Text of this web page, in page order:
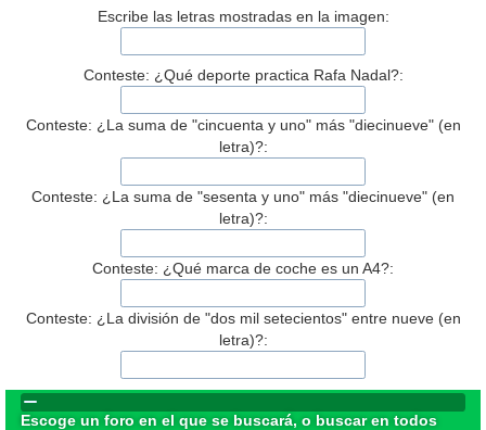
Escribe las letras mostradas en la imagen:
Conteste: ¿Qué deporte practica Rafa Nadal?:
Conteste: ¿La suma de "cincuenta y uno" más "diecinueve" (en
letra)?:
Conteste: ¿La suma de "sesenta y uno" más "diecinueve" (en
letra)?:
Conteste: ¿Qué marca de coche es un A4?:
Conteste: ¿La división de "dos mil setecientos" entre nueve (en
letra)?:
Escoge un foro en el que se buscará, o buscar en todos